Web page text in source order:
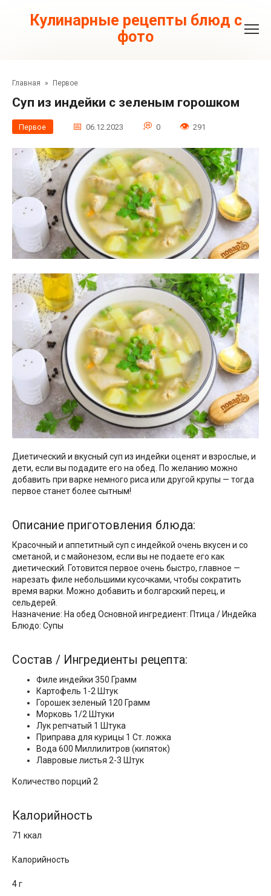
контентуКулинарные рецепты блюд с
фото
Главная » Первое
Суп из индейки с зеленым горошком
Первое 06.12.2023 0 291
Диетический и вкусный суп из индейки оценят и взрослые, и
дети, если вы подадите его на обед. По желанию можно
добавить при варке немного риса или другой крупы — тогда
первое станет более сытным!
Описание приготовления блюда:
Красочный и аппетитный суп с индейкой очень вкусен и со
сметаной, и с майонезом, если вы не подаете его как
диетический. Готовится первое очень быстро, главное —
нарезать филе небольшими кусочками, чтобы сократить
время варки. Можно добавить и болгарский перец, и
сельдерей.
Назначение: На обед Основной ингредиент: Птица / Индейка
Блюдо: Супы
Состав / Ингредиенты рецепта:
Филе индейки 350 Грамм
Картофель 1-2 Штук
Горошек зеленый 120 Грамм
Морковь 1/2 Штуки
Лук репчатый 1 Штука
Приправа для курицы 1 Ст. ложка
Вода 600 Миллилитров (кипяток)
Лавровые листья 2-3 Штук
Количество порций 2
Калорийность
71 ккал
Калорийность
4 г